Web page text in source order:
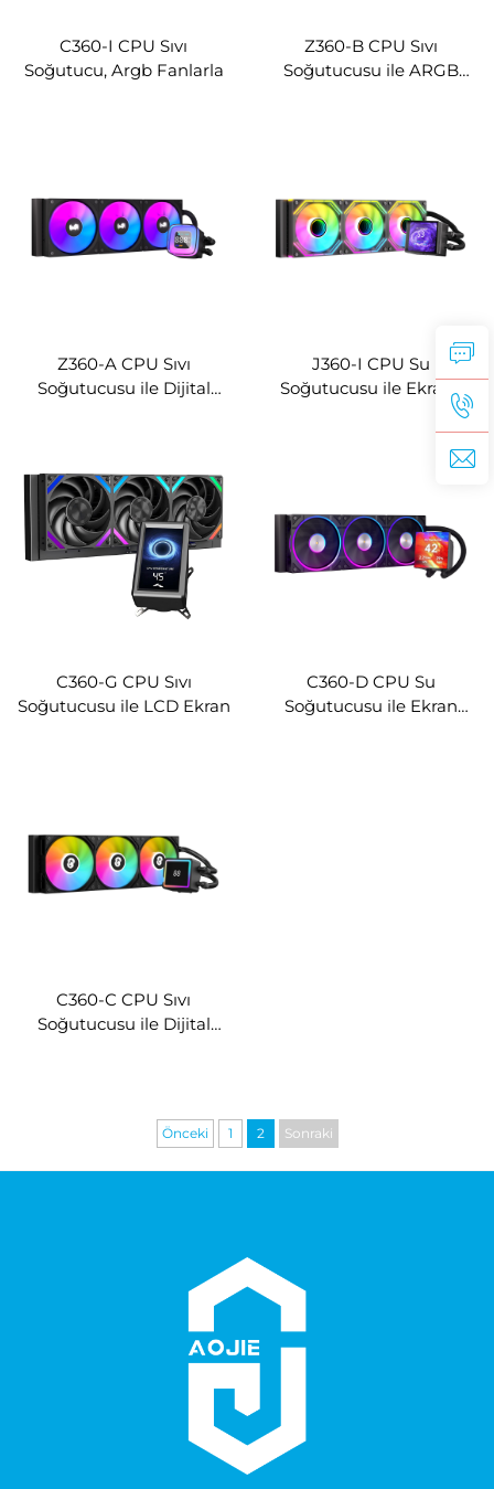
C360-I CPU Sıvı
Soğutucu, Argb Fanlarla
Z360-B CPU Sıvı
Soğutucusu ile ARGB
Z360-A CPU Sıvı
Soğutucusu ile Dijital
J360-I CPU Su
Soğutucusu ile Ekranlı
C360-G CPU Sıvı
Soğutucusu ile LCD Ekran
C360-D CPU Su
Soğutucusu ile Ekran
C360-C CPU Sıvı
Soğutucusu ile Dijital
Önceki 1 2 Sonraki